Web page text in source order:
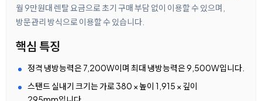
월 9만원대 렌탈 요금으로 초기 구매 부담 없이 이용할 수 있으며,
방문관리 방식으로 이용할 수 있습니다.
핵심 특징
정격 냉방능력은 7,200W이며 최대 냉방능력은 9,500W입니다.
스탠드 실내기 크기는 가로 380 × 높이 1,915 × 깊이